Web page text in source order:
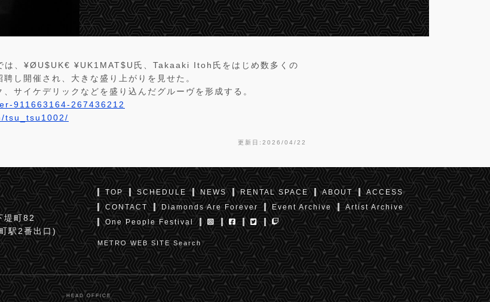
は、¥ØU$UK€ ¥UK1MAT$U氏、Takaaki Itoh氏をはじめ数多くの
し開催され、大きな盛り上がりを見せた。
サイケデリックなどを盛り込んだグルーヴを形成する。
911663164-267436212
tsu_tsu1002/
更新日:2026/04/22
堤町82
駅2番出口)
TOP SCHEDULE NEWS RENTAL SPACE ABOUT
ACCESS
CONTACT
Diamonds Are Forever Event Archive
Artist Archive
One People Festival
METRO WEB SITE Search
HEAD OFFICE